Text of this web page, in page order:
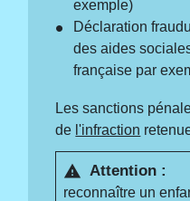
exemple)
Déclaration
des aides
française par
Les sanctions
de l'infraction
warning Attention :
reconnaître un